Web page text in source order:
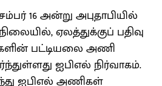
16 அன்று அபுதாபியில்
ஏலத்துக்குப் பதிவு
பட்டியலை அணி
ஐபிஎல் நிர்வாகம்.
ஐபிஎல் அணிகள்